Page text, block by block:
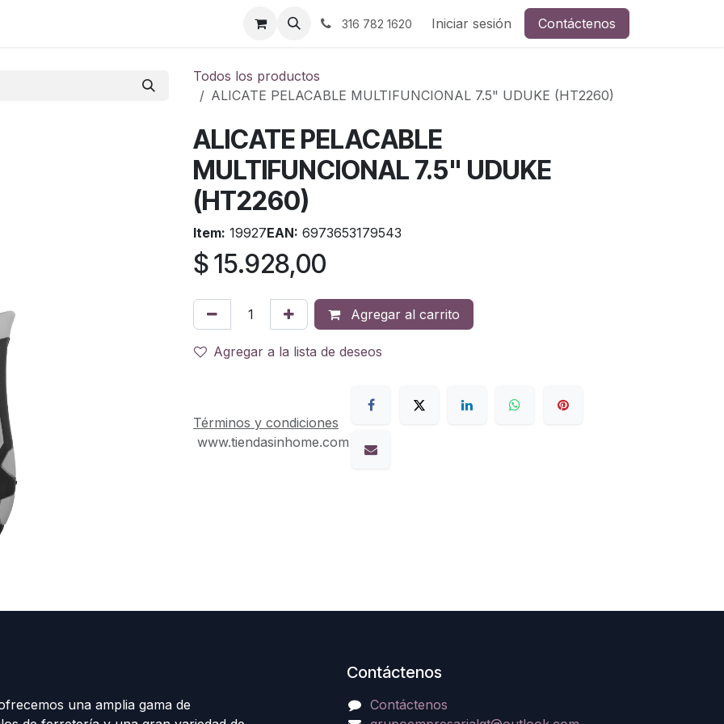
316 782 1620 Iniciar sesión Contáctenos
Todos los productos
ALICATE PELACABLE MULTIFUNCIONAL 7.5" UDUKE (HT2260)
ALICATE PELACABLE
MULTIFUNCIONAL 7.5" UDUKE
(HT2260)
Item: 19927EAN: 6973653179543
$15.928,00
Agregar al carrito
Agregar a la lista de deseos
Términos y condiciones
www.tiendasinhome.com
una amplia gama de
Contáctenos
Contáctenos